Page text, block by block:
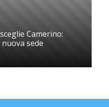
Camerino:
sede